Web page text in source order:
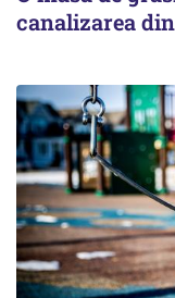
canalizarea